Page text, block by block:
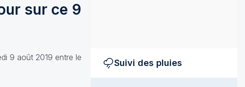
sur ce 9
9 août 2019 entre le
Suivi des pluies